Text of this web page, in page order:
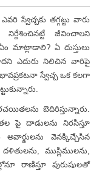
తగ్గట్టు వారు
జీవించాలని
మాట్లాడాలి? ఏ దుస్తులు
ఎదురు నిలిచిన వారిపై
స్వేచ్చ ఒక కలగా
బెదిరిస్తున్నారు.
పై దాడులను నిరసిస్తూ
వెనక్కిచ్చేసిన
ముస్లిములను,
రాణిస్తూ పురుషులతో